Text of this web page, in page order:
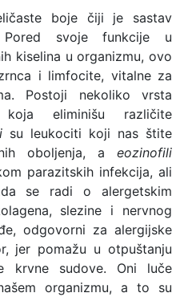
boje čiji je sastav
svoje funkcije u
kiselina u organizmu, ovo
i limfocite, vitalne za
Postoji nekoliko vrsta
eliminišu različite
su leukociti koji nas štite
oboljenja, a eozinofili
parazitskih infekcija, ali
se radi o alergetskim
slezine i nervnog
odgovorni za alergijske
jer pomažu u otpuštanju
krvne sudove. Oni luče
organizmu, a to su